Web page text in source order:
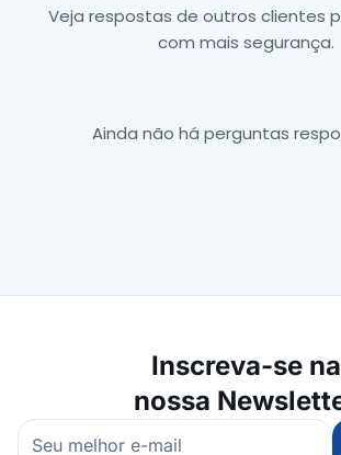
Veja respostas de outros clientes
com mais segurança.
Ainda não há perguntas
Inscreva-se na
nossa